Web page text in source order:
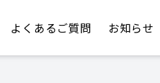
よくあるご質問 お知らせ